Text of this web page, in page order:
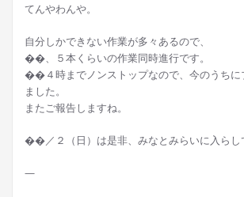
てんやわんや。
自分しかできない作業が多々あるので、
��、５本くらいの作業同時進行です。
��４時までノンストップなので、今のうちに
ました。
またご報告しますね。
��／２（日）は是非、みなとみらいに入らし
—